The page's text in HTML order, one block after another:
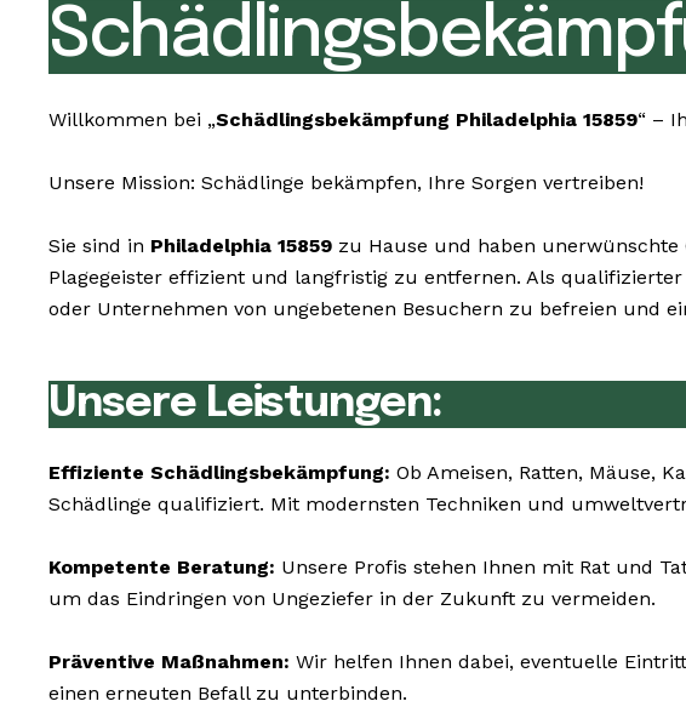
Willkommen bei „Schädlingsbekämpfung Philadelphia 15859“ –
Unsere Mission: Schädlinge bekämpfen, Ihre Sorgen vertreiben!
Sie sind in Philadelphia 15859 zu Hause und haben unerwünschte
Plagegeister effizient und langfristig zu entfernen. Als
oder Unternehmen von ungebetenen Besuchern zu befreien und
Unsere Leistungen:
Effiziente Schädlingsbekämpfung: Ob Ameisen, Ratten, Mäuse,
Schädlinge qualifiziert. Mit modernsten Techniken und
Kompetente Beratung: Unsere Profis stehen Ihnen mit Rat und
um das Eindringen von Ungeziefer in der Zukunft zu vermeiden.
Präventive Maßnahmen: Wir helfen Ihnen dabei, eventuelle
einen erneuten Befall zu unterbinden.